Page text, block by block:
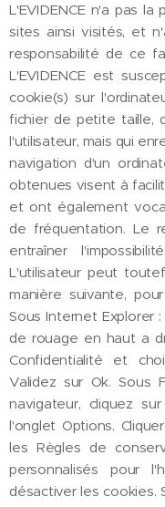
L'EVIDENCE n'a pas
sites ainsi visités, et
responsabilité de ce
L'EVIDENCE est
cookie(s) sur
fichier de petite taille,
l'utilisateur, mais qui
navigation d'un
obtenues visent à
et ont également
de fréquentation. Le
entraîner
L'utilisateur peut
manière suivante,
Sous Internet Explorer
de rouage en haut a
Confidentialité et
Validez sur Ok.
navigateur, cliquez
l'onglet Options.
les Règles de
personnalisés pour
désactiver les cookies.